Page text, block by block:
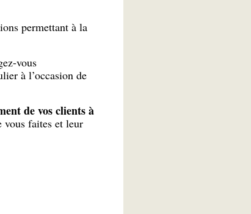
permettant à la
vous
à l’occasion de
de vos clients à
vous faites et leur